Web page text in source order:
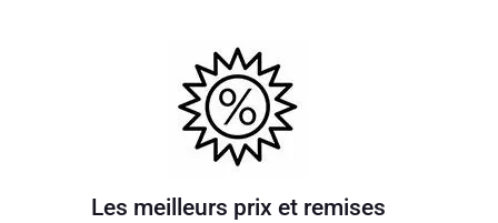
Les meilleurs prix et remises